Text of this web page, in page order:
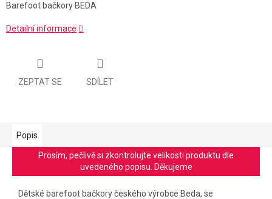
Barefoot bačkory BEDA
Detailní informace
ZEPTAT SE SDÍLET
Popis
Prosím, pečlivě si zkontrolujte velikosti produktu dle
uvedeného popisu. Děkujeme
Dětské barefoot bačkory českého výrobce Beda, se